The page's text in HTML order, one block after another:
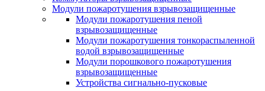
Модули пожаротушения взрывозащищенные
Модули пожаротушения пеной
взрывозащищенные
Модули пожаротушения тонкораспыленной
водой взрывозащищенные
Модули порошкового пожаротушения
взрывозащищенные
Устройства сигнально-пусковые